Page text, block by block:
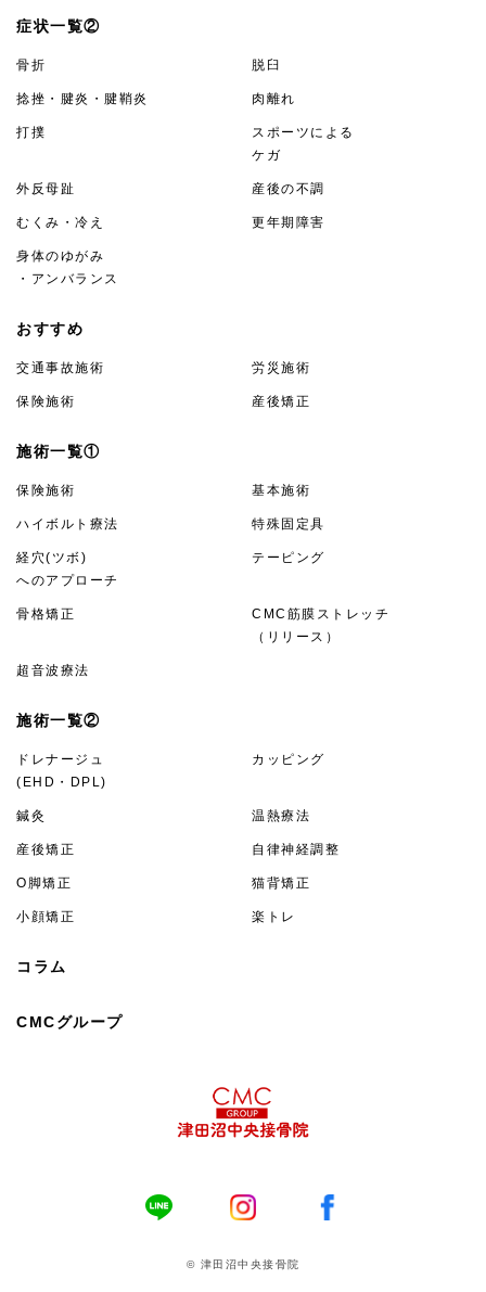
症状一覧②
骨折 脱臼
捻挫・腱炎・腱鞘炎 肉離れ
打撲
スポーツによる
ケガ
外反母趾 産後の不調
むくみ・冷え 更年期障害
身体のゆがみ
・アンバランス
おすすめ
交通事故施術 労災施術
保険施術 産後矯正
施術一覧①
保険施術 基本施術
ハイボルト療法 特殊固定具
経穴(ツボ)
へのアプローチ
テーピング
骨格矯正
CMC筋膜ストレッチ
（リリース）
超音波療法
施術一覧②
ドレナージュ
(EHD・DPL)
カッピング
鍼灸 温熱療法
産後矯正 自律神経調整
O脚矯正 猫背矯正
小顔矯正 楽トレ
コラム
CMCグループ
© 津田沼中央接骨院